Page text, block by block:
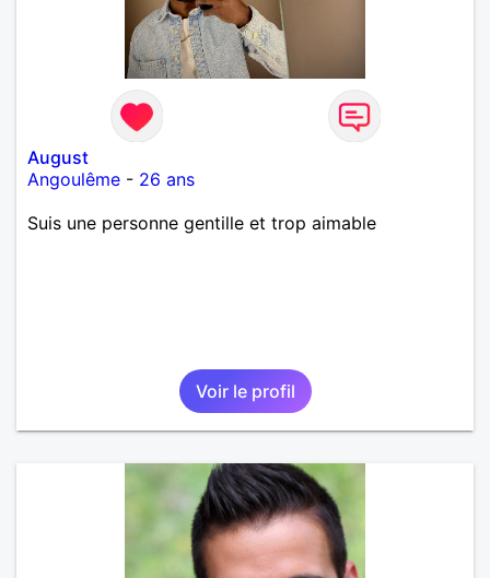
August
Angoulême - 26 ans
Suis une personne gentille et trop aimable
Voir le profil